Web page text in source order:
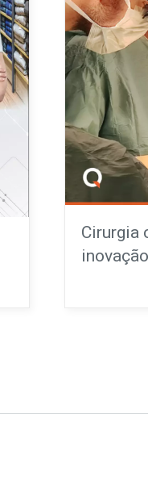
Cirurgia